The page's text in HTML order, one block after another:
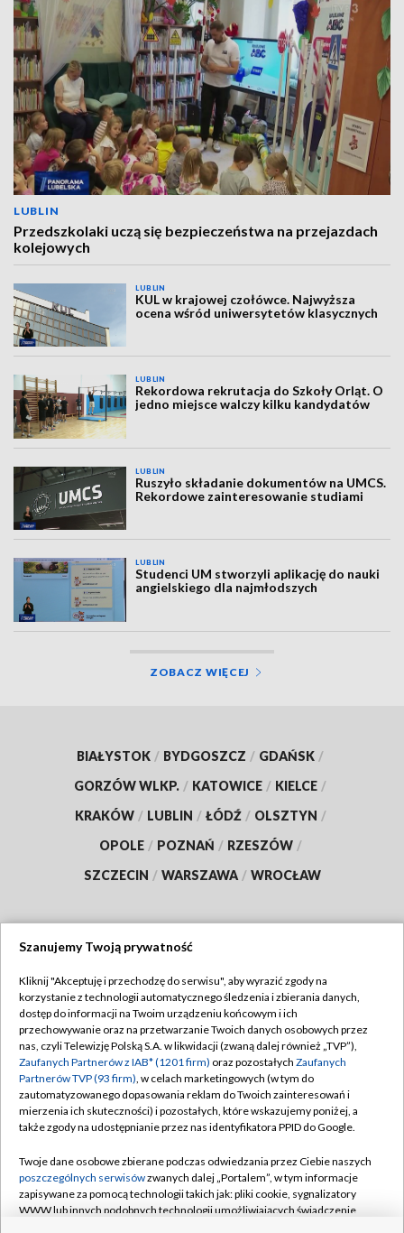
LUBLIN
Przedszkolaki uczą się bezpieczeństwa na przejazdach
kolejowych
LUBLIN
KUL w krajowej czołówce. Najwyższa
ocena wśród uniwersytetów klasycznych
LUBLIN
Rekordowa rekrutacja do Szkoły Orląt. O
jedno miejsce walczy kilku kandydatów
LUBLIN
Ruszyło składanie dokumentów na UMCS.
Rekordowe zainteresowanie studiami
LUBLIN
Studenci UM stworzyli aplikację do nauki
angielskiego dla najmłodszych
ZOBACZ WIĘCEJ
BIAŁYSTOK / BYDGOSZCZ / GDAŃSK /
GORZÓW WLKP. / KATOWICE / KIELCE /
KRAKÓW / LUBLIN / ŁÓDŹ / OLSZTYN /
OPOLE / POZNAŃ / RZESZÓW /
SZCZECIN / WARSZAWA / WROCŁAW
TVP
Abonament TVP
Emisja w TVP
Centrum informacji TVP
Naziemna Telewizja Cyfrowa
Rada Programowa
System NOS
Regulamin TVP
Polityka prywatności
Moje zgody
Pomoc
Kontakt
Szanujemy Twoją prywatność
Kliknij "Akceptuję i przechodzę do serwisu", aby wyrazić zgody na
korzystanie z technologii automatycznego śledzenia i zbierania danych,
dostęp do informacji na Twoim urządzeniu końcowym i ich
przechowywanie oraz na przetwarzanie Twoich danych osobowych przez
nas, czyli Telewizję Polską S.A. w likwidacji (zwaną dalej również „TVP”),
Zaufanych Partnerów z IAB* (1201 firm) oraz pozostałych Zaufanych
Partnerów TVP (93 firm), w celach marketingowych (w tym do
zautomatyzowanego dopasowania reklam do Twoich zainteresowań i
mierzenia ich skuteczności) i pozostałych, które wskazujemy poniżej, a
także zgody na udostępnianie przez nas identyfikatora PPID do Google.
Twoje dane osobowe zbierane podczas odwiedzania przez Ciebie naszych
poszczególnych serwisówzwanych dalej „Portalem”, w tym informacje
zapisywane za pomocą technologii takich jak: pliki cookie, sygnalizatory
WWW lub innych podobnych technologii umożliwiających świadczenie